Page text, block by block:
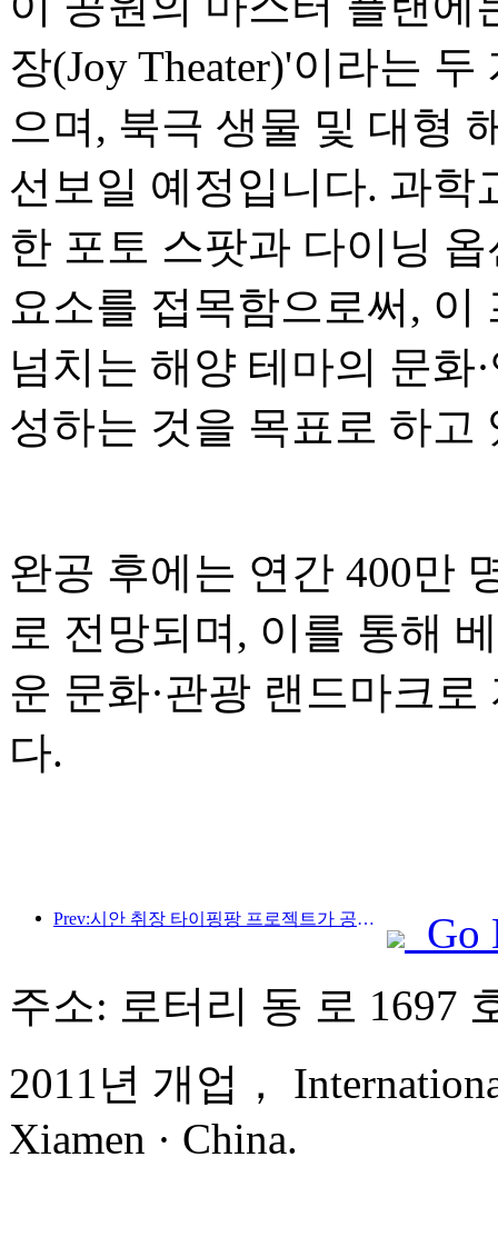
장(Joy Theater)'이라는
으며, 북극 생물 및 대형
선보일 예정입니다. 과학
한 포토 스팟과 다이닝
요소를 접목함으로써,
넘치는 해양 테마의 문화
성하는 것을 목표로 하고
완공 후에는 연간 400만
로 전망되며, 이를 통해
운 문화·관광 랜드마크
다.
Prev:시안 취장 타이핑팡 프로젝트가 공식적으로 착공했으며, 총 건축 면적은 13만 7천 제곱미터입니다.
Go
주소: 로터리 동 로 1697
2011년 개업，
Xiamen · China.